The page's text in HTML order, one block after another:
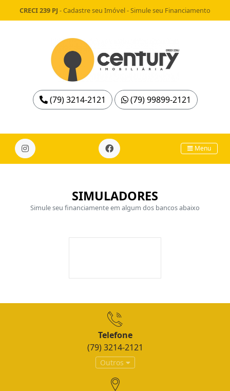
CRECI 239 PJ -Cadastre seu Imóvel-Simule seu Financiamento
(79) 3214-2121 (79) 99899-2121
Menu
SIMULADORES
Simule seu financiamente em algum dos bancos abaixo
Telefone
(79) 3214-2121
Outros